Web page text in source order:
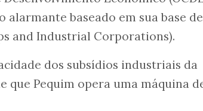
baseado em sua base de
and Industrial Corporations).
dos subsídios industriais da
que Pequim opera uma máquina